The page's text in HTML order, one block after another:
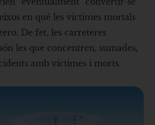
en què les víctimes mortals
De fet, les carreteres
les que concentren, sumades,
amb víctimes i morts.